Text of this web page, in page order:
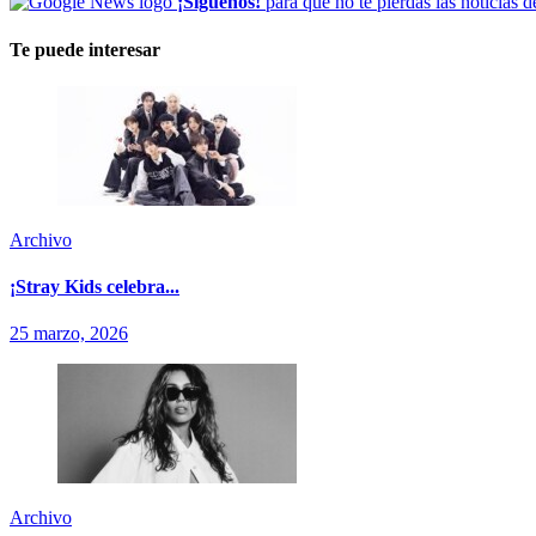
Te puede interesar
Archivo
¡Stray Kids celebra...
25 marzo, 2026
Archivo